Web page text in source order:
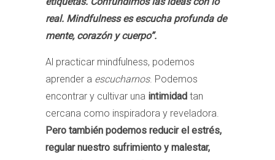
real. Mindfulness es escucha profunda de
mente, corazón y cuerpo”.
Al practicar mindfulness, podemos
aprender a escucharnos. Podemos
encontrar y cultivar una intimidad tan
cercana como inspiradora y reveladora.
Pero también podemos reducir el estrés,
regular nuestro sufrimiento y malestar,